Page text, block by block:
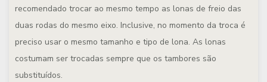
recomendado trocar ao mesmo tempo as lonas de freio das
duas rodas do mesmo eixo. Inclusive, no momento da troca é
preciso usar o mesmo tamanho e tipo de lona. As lonas
costumam ser trocadas sempre que os tambores são
substituídos.